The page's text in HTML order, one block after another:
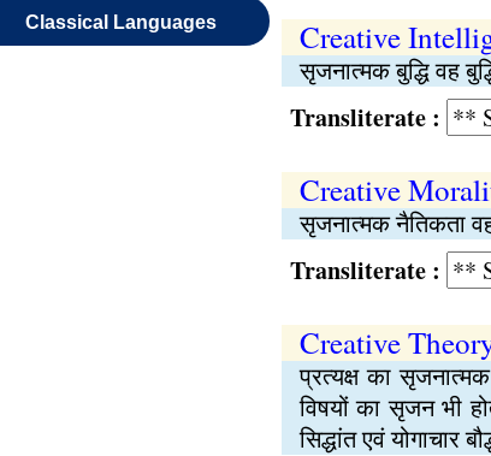
Classical Languages Creative
सृजनात्मक बुद्धि वह
Transliterate :
Creative
सृजनात्मक नैतिकता
Transliterate :
Creative
प्रत्यक्ष का
विषयों का सृजन भी
सिद्धांत एवं योगाचार